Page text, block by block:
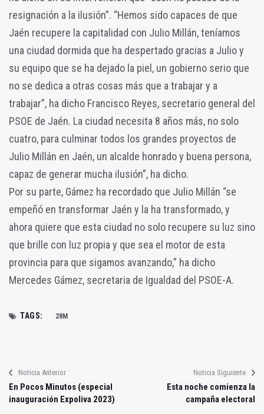
resignación a la ilusión”. “Hemos sido capaces de que
Jaén recupere la capitalidad con Julio Millán, teníamos
una ciudad dormida que ha despertado gracias a Julio y
su equipo que se ha dejado la piel, un gobierno serio que
no se dedica a otras cosas más que a trabajar y a
trabajar”, ha dicho Francisco Reyes, secretario general del
PSOE de Jaén. La ciudad necesita 8 años más, no solo
cuatro, para culminar todos los grandes proyectos de
Julio Millán en Jaén, un alcalde honrado y buena persona,
capaz de generar mucha ilusión”, ha dicho.
Por su parte, Gámez ha recordado que Julio Millán “se
empeñó en transformar Jaén y la ha transformado, y
ahora quiere que esta ciudad no solo recupere su luz sino
que brille con luz propia y que sea el motor de esta
provincia para que sigamos avanzando,” ha dicho
Mercedes Gámez, secretaria de Igualdad del PSOE-A.
TAGS: 28M
Noticia Anterior
En Pocos Minutos (especial
inauguración Expoliva 2023)
Noticia Siguiente
Esta noche comienza la
campaña electoral